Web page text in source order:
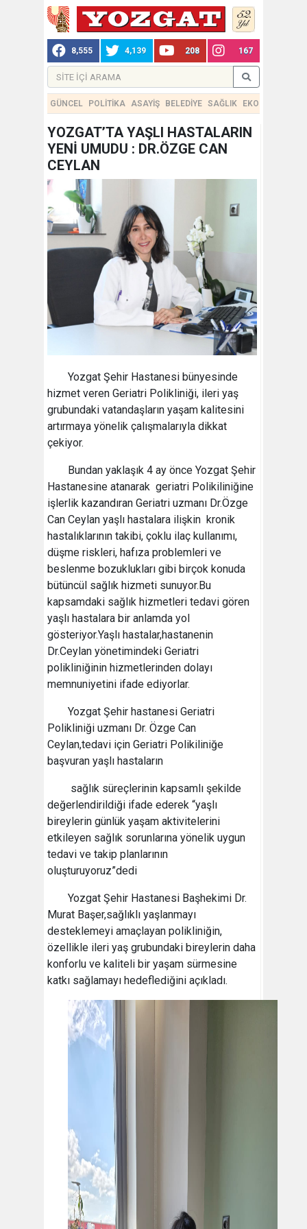
8,555 4,139 208 167
GÜNCEL POLİTİKA ASAYİŞ BELEDİYE SAĞLIK EKONOMİ
YOZGAT’TA YAŞLI HASTALARIN
YENİ UMUDU : DR.ÖZGE CAN
CEYLAN
Yozgat Şehir Hastanesi bünyesinde
hizmet veren Geriatri Polikliniği, ileri yaş
grubundaki vatandaşların yaşam kalitesini
artırmaya yönelik çalışmalarıyla dikkat
çekiyor.
Bundan yaklaşık 4 ay önce Yozgat Şehir
Hastanesine atanarak geriatri Polikiliniğine
işlerlik kazandıran Geriatri uzmanı Dr.Özge
Can Ceylan yaşlı hastalara ilişkin kronik
hastalıklarının takibi, çoklu ilaç kullanımı,
düşme riskleri, hafıza problemleri ve
beslenme bozuklukları gibi birçok konuda
bütüncül sağlık hizmeti sunuyor.Bu
kapsamdaki sağlık hizmetleri tedavi gören
yaşlı hastalara bir anlamda yol
gösteriyor.Yaşlı hastalar,hastanenin
Dr.Ceylan yönetimindeki Geriatri
polikliniğinin hizmetlerinden dolayı
memnuniyetini ifade ediyorlar.
Yozgat Şehir hastanesi Geriatri
Polikliniği uzmanı Dr. Özge Can
Ceylan,tedavi için Geriatri Polikiliniğe
başvuran yaşlı hastaların
sağlık süreçlerinin kapsamlı şekilde
değerlendirildiği ifade ederek “yaşlı
bireylerin günlük yaşam aktivitelerini
etkileyen sağlık sorunlarına yönelik uygun
tedavi ve takip planlarının
oluşturuyoruz”dedi
Yozgat Şehir Hastanesi Başhekimi Dr.
Murat Başer,sağlıklı yaşlanmayı
desteklemeyi amaçlayan polikliniğin,
özellikle ileri yaş grubundaki bireylerin daha
konforlu ve kaliteli bir yaşam sürmesine
katkı sağlamayı hedeflediğini açıkladı.